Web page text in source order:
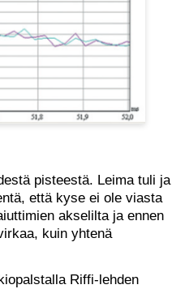
pisteestä. Leima tuli ja
että kyse ei ole viasta
akselilta ja ennen
kuin yhtenä
Riffi-lehden